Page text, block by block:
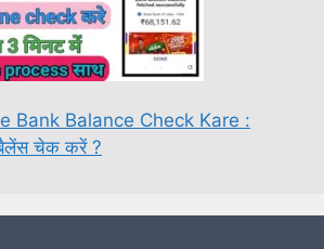
Bank Balance Check Kare :
चेक करें ?